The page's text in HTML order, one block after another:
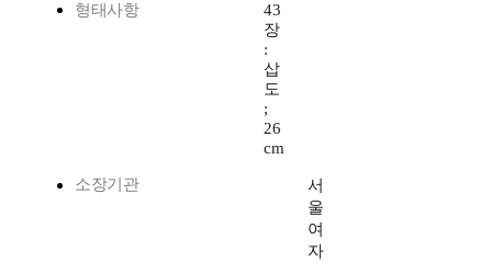
형태사항
43
장
:
삽
도
;
26
cm
소장기관
서
울
여
자